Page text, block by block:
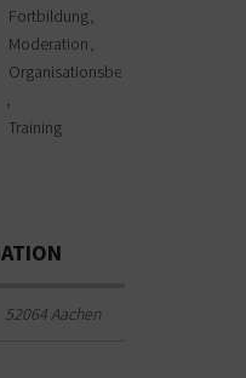
Fortbildung
Moderation
Organisationsberatung
Training
52064Aachen